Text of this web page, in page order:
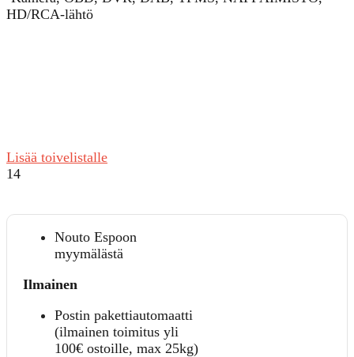
HD/RCA-lähtö
Lisää toivelistalle
14
Nouto Espoon
myymälästä
Ilmainen
Postin pakettiautomaatti
(ilmainen toimitus yli
100€ ostoille, max 25kg)